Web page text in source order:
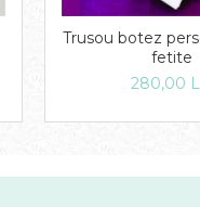
Trusou botez
fetite
280,00